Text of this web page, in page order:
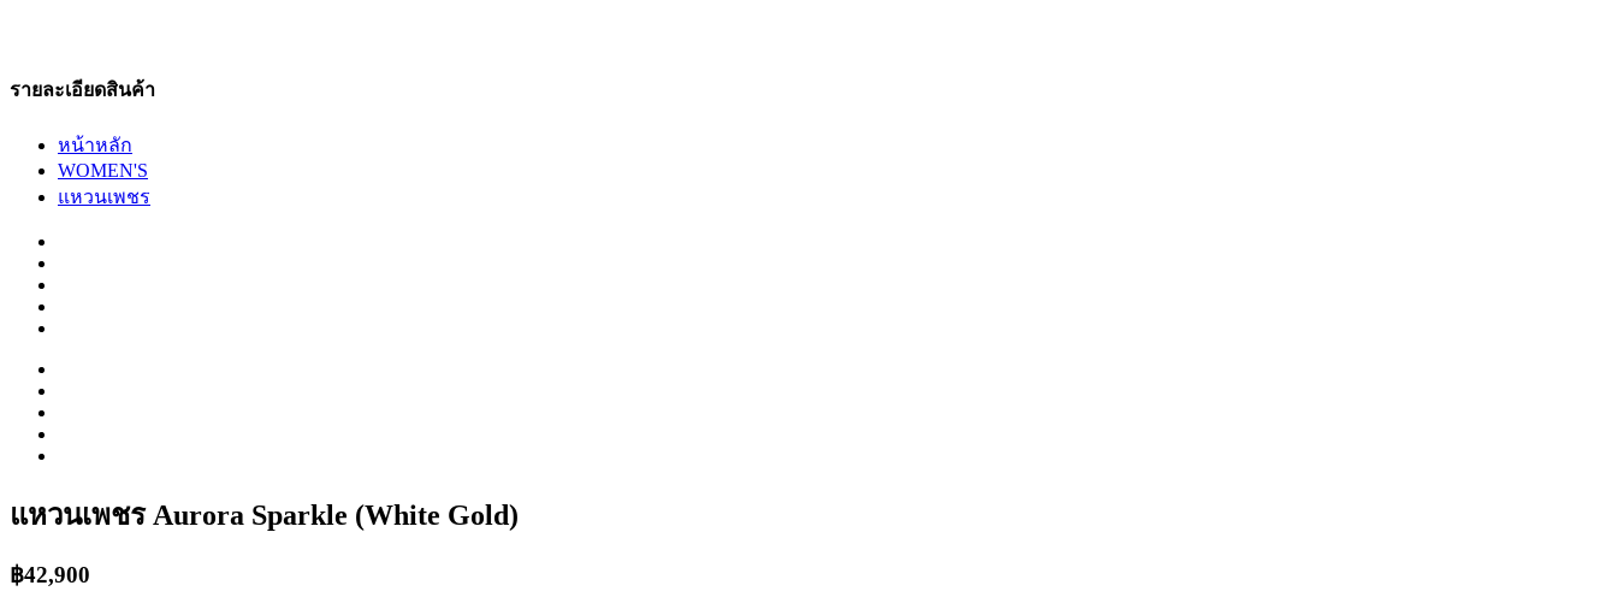
รายละเอียดสินค้า
หน้าหลัก
WOMEN'S
แหวนเพชร
แหวนเพชร Aurora Sparkle (White Gold)
฿42,900